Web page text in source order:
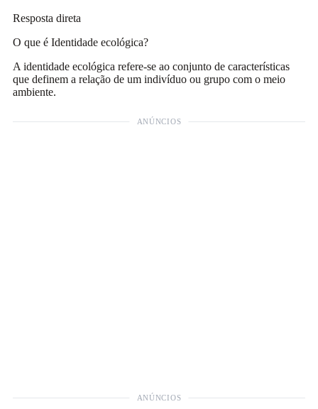
Resposta direta
O que é Identidade ecológica?
A identidade ecológica refere-se ao conjunto de características
que definem a relação de um indivíduo ou grupo com o meio
ambiente.
ANÚNCIOS
ANÚNCIOS